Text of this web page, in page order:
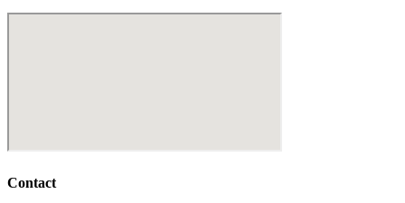
Contact